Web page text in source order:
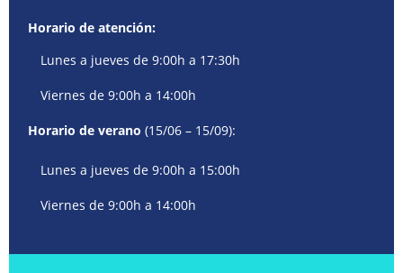
Horario de atención:
Lunes a jueves de 9:00h a 17:30h
Viernes de 9:00h a 14:00h
Horario de verano (15/06 – 15/09):
Lunes a jueves de 9:00h a 15:00h
Viernes de 9:00h a 14:00h